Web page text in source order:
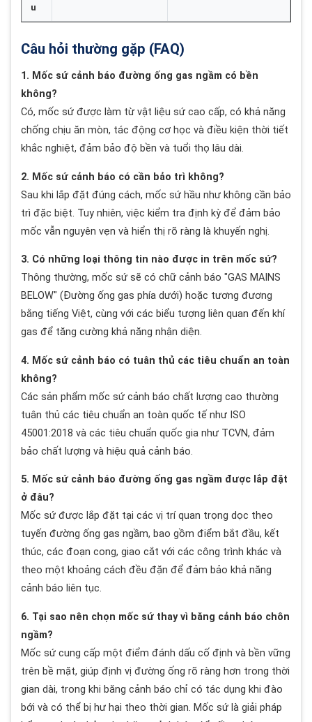
u
Câu hỏi thường gặp (FAQ)
1. Mốc sứ cảnh báo đường ống gas ngầm có bền
không?
Có, mốc sứ được làm từ vật liệu sứ cao cấp, có khả năng
chống chịu ăn mòn, tác động cơ học và điều kiện thời tiết
khắc nghiệt, đảm bảo độ bền và tuổi thọ lâu dài.
2. Mốc sứ cảnh báo có cần bảo trì không?
Sau khi lắp đặt đúng cách, mốc sứ hầu như không cần bảo
trì đặc biệt. Tuy nhiên, việc kiểm tra định kỳ để đảm bảo
mốc vẫn nguyên vẹn và hiển thị rõ ràng là khuyến nghị.
3. Có những loại thông tin nào được in trên mốc sứ?
Thông thường, mốc sứ sẽ có chữ cảnh báo "GAS MAINS
BELOW" (Đường ống gas phía dưới) hoặc tương đương
bằng tiếng Việt, cùng với các biểu tượng liên quan đến khí
gas để tăng cường khả năng nhận diện.
4. Mốc sứ cảnh báo có tuân thủ các tiêu chuẩn an toàn
không?
Các sản phẩm mốc sứ cảnh báo chất lượng cao thường
tuân thủ các tiêu chuẩn an toàn quốc tế như ISO
45001:2018 và các tiêu chuẩn quốc gia như TCVN, đảm
bảo chất lượng và hiệu quả cảnh báo.
5. Mốc sứ cảnh báo đường ống gas ngầm được lắp đặt
ở đâu?
Mốc sứ được lắp đặt tại các vị trí quan trọng dọc theo
tuyến đường ống gas ngầm, bao gồm điểm bắt đầu, kết
thúc, các đoạn cong, giao cắt với các công trình khác và
theo một khoảng cách đều đặn để đảm bảo khả năng
cảnh báo liên tục.
6. Tại sao nên chọn mốc sứ thay vì băng cảnh báo chôn
ngầm?
Mốc sứ cung cấp một điểm đánh dấu cố định và bền vững
trên bề mặt, giúp định vị đường ống rõ ràng hơn trong thời
gian dài, trong khi băng cảnh báo chỉ có tác dụng khi đào
bới và có thể bị hư hại theo thời gian. Mốc sứ là giải pháp